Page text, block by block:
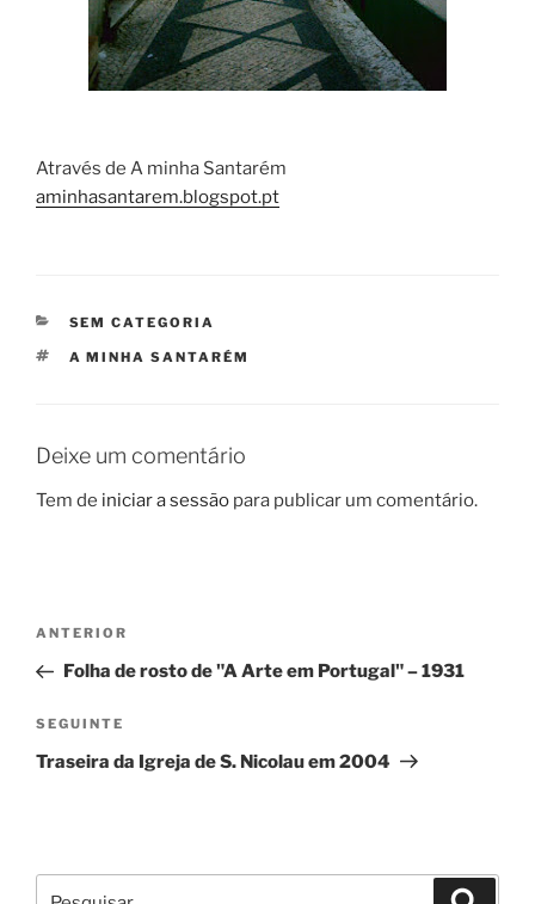
Através de A minha Santarém
aminhasantarem.blogspot.pt
CATEGORIAS
SEM CATEGORIA
ETIQUETAS
A MINHA SANTARÉM
Deixe um comentário
Tem de iniciar a sessão para publicar um comentário.
Navegação
artigos
Conteúdo
anterior
ANTERIOR
Folha de rosto de "A Arte em Portugal" – 1931
Conteúdo
seguinte
SEGUINTE
Traseira da Igreja de S. Nicolau em 2004